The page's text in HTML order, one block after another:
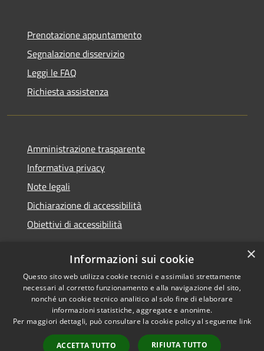
Prenotazione appuntamento
Segnalazione disservizio
Leggi le FAQ
Richiesta assistenza
Amministrazione trasparente
Informativa privacy
Note legali
Dichiarazione di accessibilità
Obiettivi di accessibilità
RSS
Accessibilità
Cookie
Mappa del sito
Copyright © 2026 • Comune di
Termini Imerese • Powered by
Municipium•Accesso
redazione
×
Informazioni sui cookie
Questo sito web utilizza cookie tecnici e assimilati strettamente
necessari al corretto funzionamento e alla navigazione del sito,
nonché un cookie tecnico analitico al solo fine di elaborare
informazioni statistiche, aggregate e anonime.
Per maggiori dettagli, può consultare la cookie policy al seguente link
ACCETTA TUTTO RIFIUTA TUTTO